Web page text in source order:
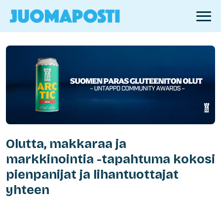
Olutta, makkaraa ja
markkinointia -tapahtuma kokosi
pienpanijat ja lihantuottajat
yhteen